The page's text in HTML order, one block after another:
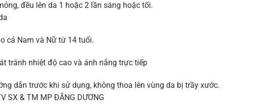
đều lên da 1 hoặc 2 lần sáng hoặc tối.
cả Nam và Nữ từ 14 tuổi.
tránh nhiệt độ cao và ánh nắng trực tiếp
dẫn trước khi sử dụng, không thoa lên vùng da bị trầy xước.
SX & TM MP ĐĂNG DƯƠNG